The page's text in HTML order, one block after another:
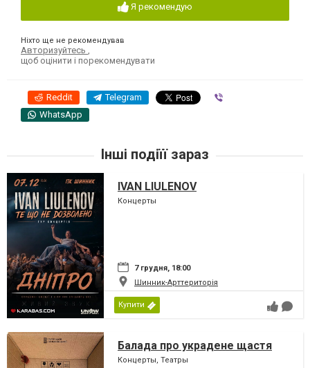
Я рекомендую
Ніхто ще не рекомендував
Авторизуйтесь ,
щоб оцінити і порекомендувати
Reddit Telegram
WhatsApp
Інші подіїї зараз
IVAN LIULENOV
Концерты
7 грудня, 18:00
Шинник-Арттериторія
Купити
Балада про украдене щастя
Концерты, Театры